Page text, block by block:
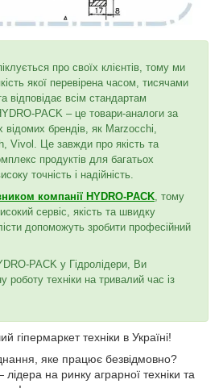
про своїх клієнтів, тому ми
якої перевірена часом, тисячами
відповідає всім стандартам
PACK – це товари-аналоги за
відомих брендів, як Marzocchi,
Vivol. Це завжди про якість та
продуктів для багатьох
точність і надійність.
компанії HYDRO-PACK , тому
сервіс, якість та швидку
допоможуть зробити професійний
PACK у Гідролідери, Ви
роботу техніки на тривалий час із
гіпермаркет техніки в Україні!
яке працює безвідмовно?
на ринку аграрної техніки та